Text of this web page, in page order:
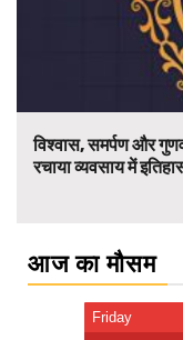
विश्वास, समर्पण और
रचाया व्यवसाय में
आज का मौसम
Friday